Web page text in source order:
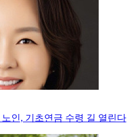
인, 기초연금 수령 길 열린다